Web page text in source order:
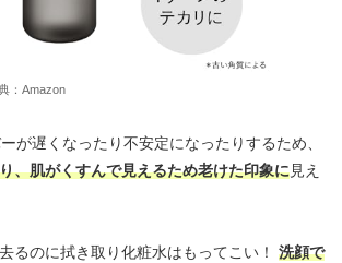
：Amazon
が遅くなったり不安定になったりするため、
、肌がくすんで見えるため老けた印象に見え
るのに拭き取り化粧水はもってこい！ 洗顔で